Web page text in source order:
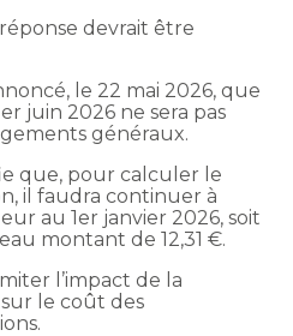
devrait être
le 22 mai 2026, que
juin 2026 ne sera pas
généraux.
que, pour calculer le
il faudra continuer à
au 1er janvier 2026, soit
montant de 12,31 €.
l’impact de la
le coût des